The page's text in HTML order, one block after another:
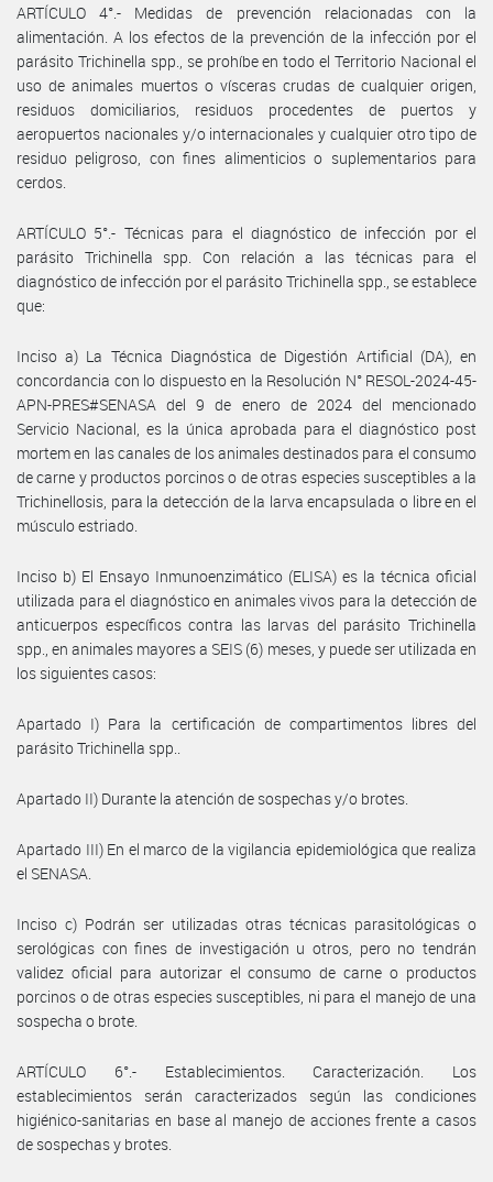
ARTÍCULO 4°.- Medidas de prevención relacionadas con la
alimentación. A los efectos de la prevención de la infección por el
parásito Trichinella spp., se prohíbe en todo el Territorio Nacional el
uso de animales muertos o vísceras crudas de cualquier origen,
residuos domiciliarios, residuos procedentes de puertos y
aeropuertos nacionales y/o internacionales y cualquier otro tipo de
residuo peligroso, con fines alimenticios o suplementarios para
cerdos.
ARTÍCULO 5°.- Técnicas para el diagnóstico de infección por el
parásito Trichinella spp. Con relación a las técnicas para el
diagnóstico de infección por el parásito Trichinella spp., se establece
que:
Inciso a) La Técnica Diagnóstica de Digestión Artificial (DA), en
concordancia con lo dispuesto en la Resolución N° RESOL-2024-45-
APN-PRES#SENASA del 9 de enero de 2024 del mencionado
Servicio Nacional, es la única aprobada para el diagnóstico post
mortem en las canales de los animales destinados para el consumo
de carne y productos porcinos o de otras especies susceptibles a la
Trichinellosis, para la detección de la larva encapsulada o libre en el
músculo estriado.
Inciso b) El Ensayo Inmunoenzimático (ELISA) es la técnica oficial
utilizada para el diagnóstico en animales vivos para la detección de
anticuerpos específicos contra las larvas del parásito Trichinella
spp., en animales mayores a SEIS (6) meses, y puede ser utilizada en
los siguientes casos:
Apartado I) Para la certificación de compartimentos libres del
parásito Trichinella spp..
Apartado II) Durante la atención de sospechas y/o brotes.
Apartado III) En el marco de la vigilancia epidemiológica que realiza
el SENASA.
Inciso c) Podrán ser utilizadas otras técnicas parasitológicas o
serológicas con fines de investigación u otros, pero no tendrán
validez oficial para autorizar el consumo de carne o productos
porcinos o de otras especies susceptibles, ni para el manejo de una
sospecha o brote.
ARTÍCULO 6°.- Establecimientos. Caracterización. Los
establecimientos serán caracterizados según las condiciones
higiénico-sanitarias en base al manejo de acciones frente a casos
de sospechas y brotes.